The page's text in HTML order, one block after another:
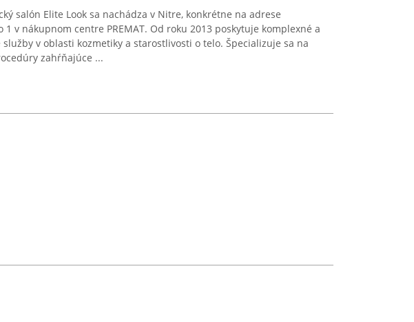
salón Elite Look sa nachádza v Nitre, konkrétne na adrese
1 v nákupnom centre PREMAT. Od roku 2013 poskytuje komplexné a
v oblasti kozmetiky a starostlivosti o telo. Špecializuje sa na
zahŕňajúce ...